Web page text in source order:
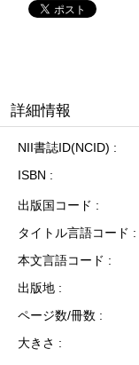
詳細情報
NII書誌ID(NCID)
ISBN
出版国コード
タイトル言語コード
本文言語コード
出版地
ページ数/冊数
大きさ